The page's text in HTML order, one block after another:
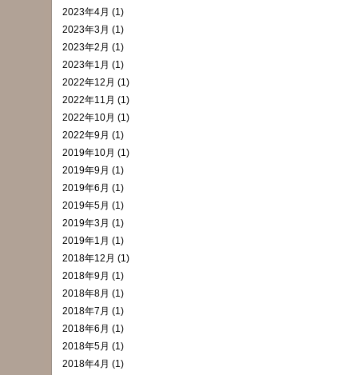
2023年4月 (1)
2023年3月 (1)
2023年2月 (1)
2023年1月 (1)
2022年12月 (1)
2022年11月 (1)
2022年10月 (1)
2022年9月 (1)
2019年10月 (1)
2019年9月 (1)
2019年6月 (1)
2019年5月 (1)
2019年3月 (1)
2019年1月 (1)
2018年12月 (1)
2018年9月 (1)
2018年8月 (1)
2018年7月 (1)
2018年6月 (1)
2018年5月 (1)
2018年4月 (1)